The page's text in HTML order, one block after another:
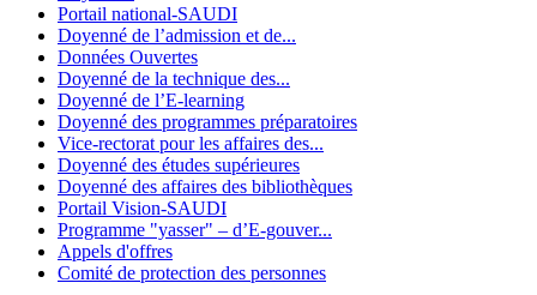
Portail national-SAUDI
Doyenné de l’admission et de...
Données Ouvertes
Doyenné de la technique des...
Doyenné de l’E-learning
Doyenné des programmes préparatoires
Vice-rectorat pour les affaires des...
Doyenné des études supérieures
Doyenné des affaires des bibliothèques
Portail Vision-SAUDI
Programme "yasser" – d’E-gouver...
Appels d'offres
Comité de protection des personnes